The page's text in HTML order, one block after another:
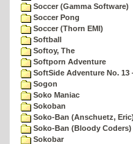
Soccer (Gamma Software)
Soccer Pong
Soccer (Thorn EMI)
Softball
Softoy, The
Softporn Adventure
SoftSide Adventure No. 13
Sogon
Soko Maniac
Sokoban
Soko-Ban (Anschuetz,
Soko-Ban (Bloody Coders)
Sokobar